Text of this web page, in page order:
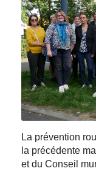
La prévention
la précédente
et du Conseil